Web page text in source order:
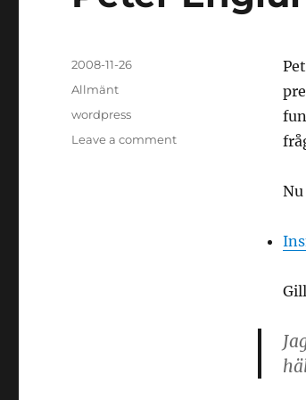
Posted
on
2008-11-26
Categories
Allmänt
Tags
wordpress
Leave a commenton